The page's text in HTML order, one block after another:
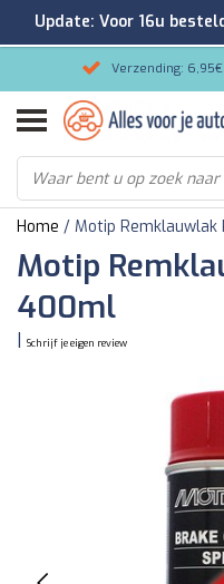
Verzending: 6,95€
Gemakkelijk
9.2/10
Home / Motip Remklauwlak
Motip
400ml
Schrijf je eigen review
Update: Voor 16u